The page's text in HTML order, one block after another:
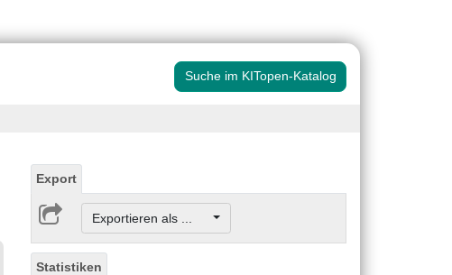
Suche im KITopen-Katalog
Export
Exportieren als ...
Statistiken